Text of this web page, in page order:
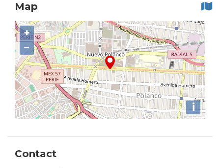
Map
+
−
i
Contact